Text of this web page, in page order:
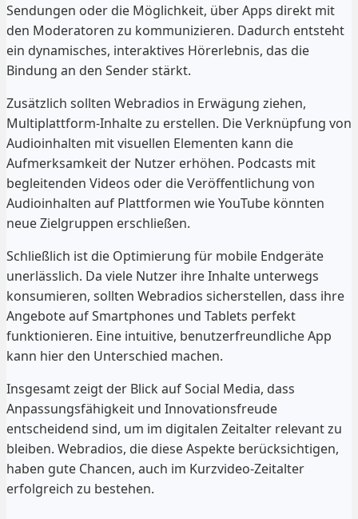
Sendungen oder die Möglichkeit, über Apps direkt mit
den Moderatoren zu kommunizieren. Dadurch entsteht
ein dynamisches, interaktives Hörerlebnis, das die
Bindung an den Sender stärkt.
Zusätzlich sollten Webradios in Erwägung ziehen,
Multiplattform-Inhalte zu erstellen. Die Verknüpfung von
Audioinhalten mit visuellen Elementen kann die
Aufmerksamkeit der Nutzer erhöhen. Podcasts mit
begleitenden Videos oder die Veröffentlichung von
Audioinhalten auf Plattformen wie YouTube könnten
neue Zielgruppen erschließen.
Schließlich ist die Optimierung für mobile Endgeräte
unerlässlich. Da viele Nutzer ihre Inhalte unterwegs
konsumieren, sollten Webradios sicherstellen, dass ihre
Angebote auf Smartphones und Tablets perfekt
funktionieren. Eine intuitive, benutzerfreundliche App
kann hier den Unterschied machen.
Insgesamt zeigt der Blick auf Social Media, dass
Anpassungsfähigkeit und Innovationsfreude
entscheidend sind, um im digitalen Zeitalter relevant zu
bleiben. Webradios, die diese Aspekte berücksichtigen,
haben gute Chancen, auch im Kurzvideo-Zeitalter
erfolgreich zu bestehen.